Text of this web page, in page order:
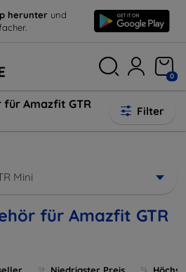
herunter und
0
für Amazfit GTR
Filter
Mini
für Amazfit GTR